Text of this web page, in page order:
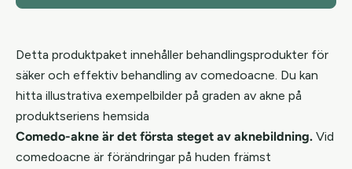
Detta produktpaket innehåller behandlingsprodukter för
säker och effektiv behandling av comedoacne. Du kan
hitta illustrativa exempelbilder på graden av akne på
produktseriens hemsida
Comedo-akne är det första steget av aknebildning. Vid
comedoacne är förändringar på huden främst